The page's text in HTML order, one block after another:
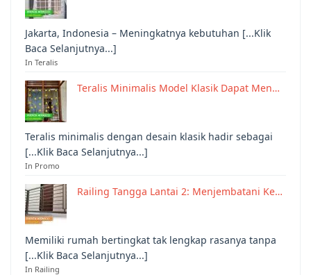
Jakarta, Indonesia – Meningkatnya kebutuhan [...Klik
Baca Selanjutnya...]
In Teralis
Teralis Minimalis Model Klasik Dapat Men…
Teralis minimalis dengan desain klasik hadir sebagai
[...Klik Baca Selanjutnya...]
In Promo
Railing Tangga Lantai 2: Menjembatani Ke…
Memiliki rumah bertingkat tak lengkap rasanya tanpa
[...Klik Baca Selanjutnya...]
In Railing